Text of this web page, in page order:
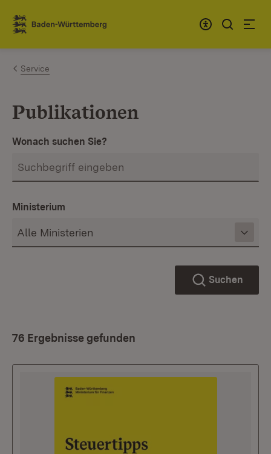
Zum Inhalt springen
Link zur Startseite
Service
Publikationen
Wonach suchen Sie?
Ministerium
Suchen
76 Ergebnisse gefunden